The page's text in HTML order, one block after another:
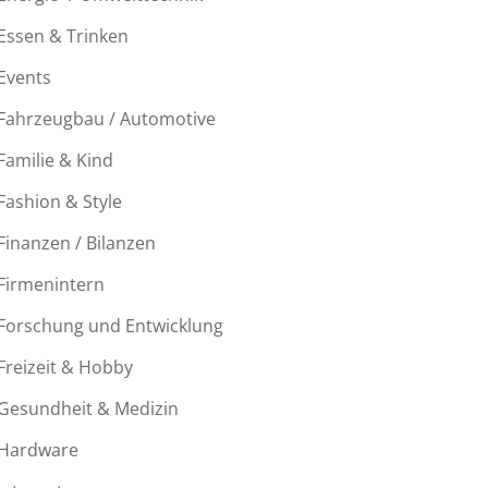
& Trinken
/ Automotive
& Kind
& Style
/ Bilanzen
und Entwicklung
& Hobby
& Medizin